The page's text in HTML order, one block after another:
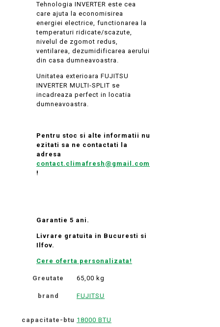
Tehnologia INVERTER este cea
care ajuta la economisirea
energiei electrice, functionarea la
temperaturi ridicate/scazute,
nivelul de zgomot redus,
ventilarea, dezumidificarea aerului
din casa dumneavoastra.
Unitatea exterioara FUJITSU
INVERTER MULTI-SPLIT se
incadreaza perfect in locatia
dumneavoastra.
Pentru stoc si alte informatii nu
ezitati sa ne contactati la
adresa
contact.climafresh@gmail.com
!
Garantie 5 ani.
Livrare gratuita in Bucuresti si
Ilfov.
Cere oferta personalizata!
Greutate 65,00 kg
brand FUJITSU
capacitate-btu 18000 BTU